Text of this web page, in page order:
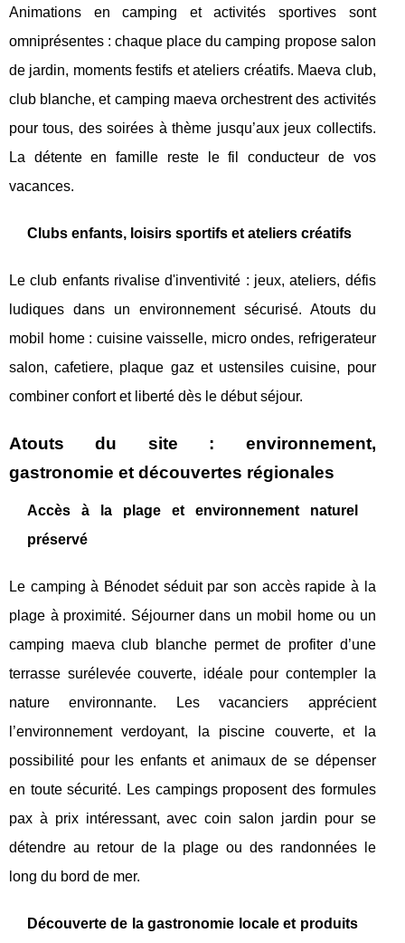
Animations en camping et activités sportives sont
omniprésentes : chaque place du camping propose salon
de jardin, moments festifs et ateliers créatifs. Maeva club,
club blanche, et camping maeva orchestrent des activités
pour tous, des soirées à thème jusqu’aux jeux collectifs.
La détente en famille reste le fil conducteur de vos
vacances.
Clubs enfants, loisirs sportifs et ateliers créatifs
Le club enfants rivalise d'inventivité : jeux, ateliers, défis
ludiques dans un environnement sécurisé. Atouts du
mobil home : cuisine vaisselle, micro ondes, refrigerateur
salon, cafetiere, plaque gaz et ustensiles cuisine, pour
combiner confort et liberté dès le début séjour.
Atouts du site : environnement,
gastronomie et découvertes régionales
Accès à la plage et environnement naturel
préservé
Le camping à Bénodet séduit par son accès rapide à la
plage à proximité. Séjourner dans un mobil home ou un
camping maeva club blanche permet de profiter d’une
terrasse surélevée couverte, idéale pour contempler la
nature environnante. Les vacanciers apprécient
l’environnement verdoyant, la piscine couverte, et la
possibilité pour les enfants et animaux de se dépenser
en toute sécurité. Les campings proposent des formules
pax à prix intéressant, avec coin salon jardin pour se
détendre au retour de la plage ou des randonnées le
long du bord de mer.
Découverte de la gastronomie locale et produits